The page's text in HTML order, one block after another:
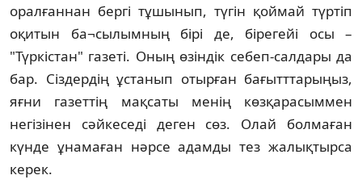
оралғаннан бергi тұшынып, түгiн қоймай түртiп
оқитын ба¬сылымның бiрi де, бiрегейi осы –
"Түркiстан" газетi. Оның өзiндiк себеп-салдары да
бар. Сiздердiң ұстанып отырған бағытттарыңыз,
яғни газеттiң мақсаты менiң көзқарасыммен
негiзiнен сәйкеседi деген сөз. Олай болмаған
күнде ұнамаған нәрсе адамды тез жалықтырса
керек.